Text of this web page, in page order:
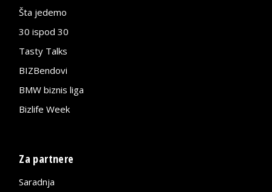
Šta jedemo
30 ispod 30
Tasty Talks
BIZBendovi
BMW biznis liga
Bizlife Week
Za partnere
Saradnja